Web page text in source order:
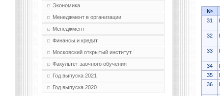
Экономика
Менеджмент в организации
Менеджмент
Финансы и кредит
Московский открытый институт
Факультет заочного обучения
Год выпуска 2021
Год выпуска 2020
№
31
32
33
34
35
36